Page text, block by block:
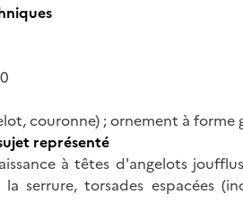
couronne) ; ornement à forme
représenté
à têtes d'angelots
serrure, torsades espacées